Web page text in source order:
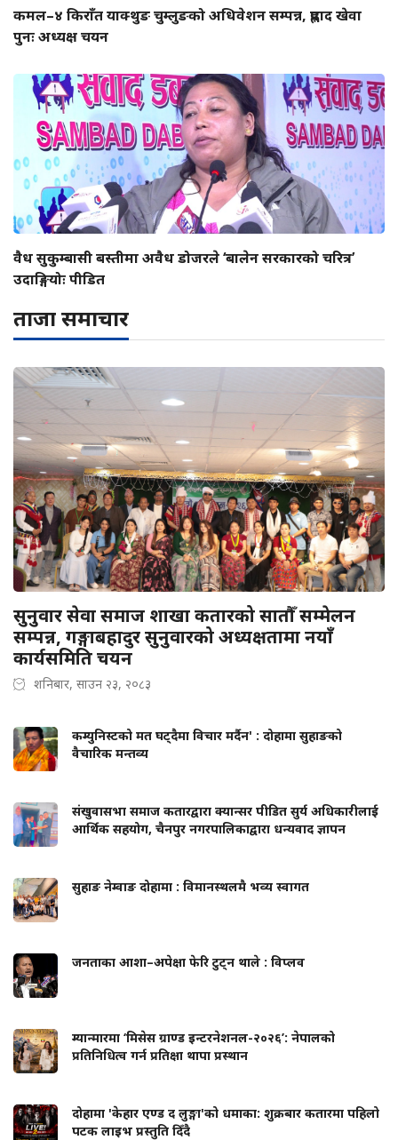
कमल–४ किराँत याक्थुङ चुम्लुङको अधिवेशन सम्पन्न, प्रह्लाद खेवा
पुनः अध्यक्ष चयन
वैध सुकुम्बासी बस्तीमा अवैध डोजरले ‘बालेन सरकारको चरित्र’
उदाङ्गियोः पीडित
ताजा समाचार
सुनुवार सेवा समाज शाखा कतारको सातौँ सम्मेलन
सम्पन्न, गङ्गाबहादुर सुनुवारको अध्यक्षतामा नयाँ
कार्यसमिति चयन
शनिबार, साउन २३, २०८३
कम्युनिस्टको मत घट्दैमा विचार मर्दैन' : दोहामा सुहाङको
वैचारिक मन्तव्य
संखुवासभा समाज कतारद्वारा क्यान्सर पीडित सुर्य अधिकारीलाई
आर्थिक सहयोग, चैनपुर नगरपालिकाद्वारा धन्यवाद ज्ञापन
सुहाङ नेम्वाङ दोहामा : विमानस्थलमै भव्य स्वागत
जनताका आशा–अपेक्षा फेरि टुट्न थाले : विप्लव
म्यान्मारमा ‘मिसेस ग्राण्ड इन्टरनेशनल-२०२६’: नेपालको
प्रतिनिधित्व गर्न प्रतिक्षा थापा प्रस्थान
दोहामा 'केहार एण्ड द लुङ्गा'को धमाका: शुक्रबार कतारमा पहिलो
पटक लाइभ प्रस्तुति दिँदै